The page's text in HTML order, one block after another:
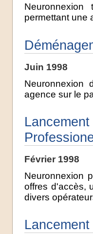
permettant une
Juin 1998
Neuronnexion
agence sur le
Février 1998
Neuronnexion
offres d'accès,
divers